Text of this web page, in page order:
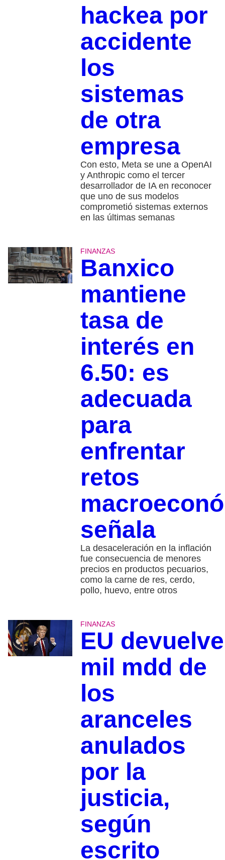
hackea por
accidente
los
sistemas
de otra
empresa
Con esto, Meta se une a OpenAI
y Anthropic como el tercer
desarrollador de IA en reconocer
que uno de sus modelos
comprometió sistemas externos
en las últimas semanas
FINANZAS
Banxico
mantiene
tasa de
interés en
6.50: es
adecuada
para
enfrentar
retos
señala
La desaceleración en la inflación
fue consecuencia de menores
precios en productos pecuarios,
como la carne de res, cerdo,
pollo, huevo, entre otros
FINANZAS
EU
mil mdd de
los
aranceles
anulados
por la
justicia,
según
escrito